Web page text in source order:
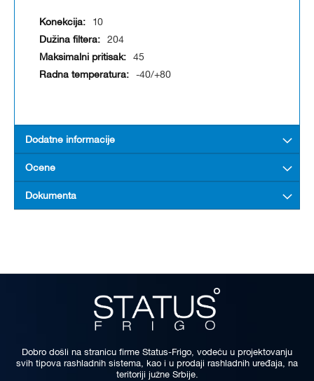
10
204
45
-40/+80
Dodatne informacije
Ocene
Dokumenta
Dobro došli na stranicu firme Status-Frigo, vodeću u projektovanju
svih tipova rashladnih sistema, kao i u prodaji rashladnih uređaja, na
teritoriji južne Srbije.